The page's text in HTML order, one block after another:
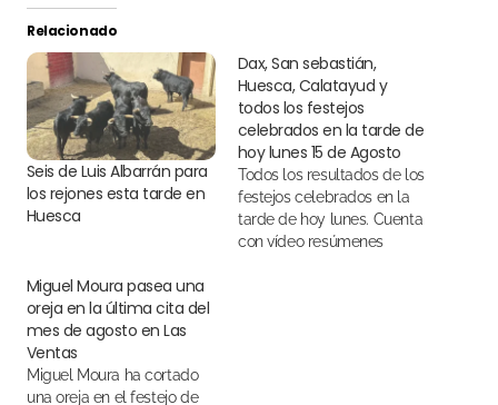
Relacionado
Seis de Luis Albarrán para
los rejones esta tarde en
Huesca
Dax, San sebastián,
Huesca, Calatayud y
todos los festejos
celebrados en la tarde de
hoy lunes 15 de Agosto
Todos los resultados de los
festejos celebrados en la
tarde de hoy lunes. Cuenta
con vídeo resúmenes
Miguel Moura pasea una
oreja en la última cita del
mes de agosto en Las
Ventas
Miguel Moura ha cortado
una oreja en el festejo de